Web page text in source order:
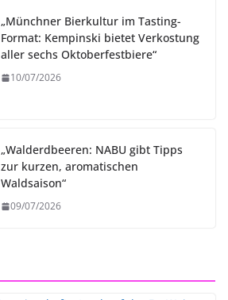
„Münchner Bierkultur im Tasting-
Format: Kempinski bietet Verkostung
aller sechs Oktoberfestbiere“
10/07/2026
„Walderdbeeren: NABU gibt Tipps
zur kurzen, aromatischen
Waldsaison“
09/07/2026